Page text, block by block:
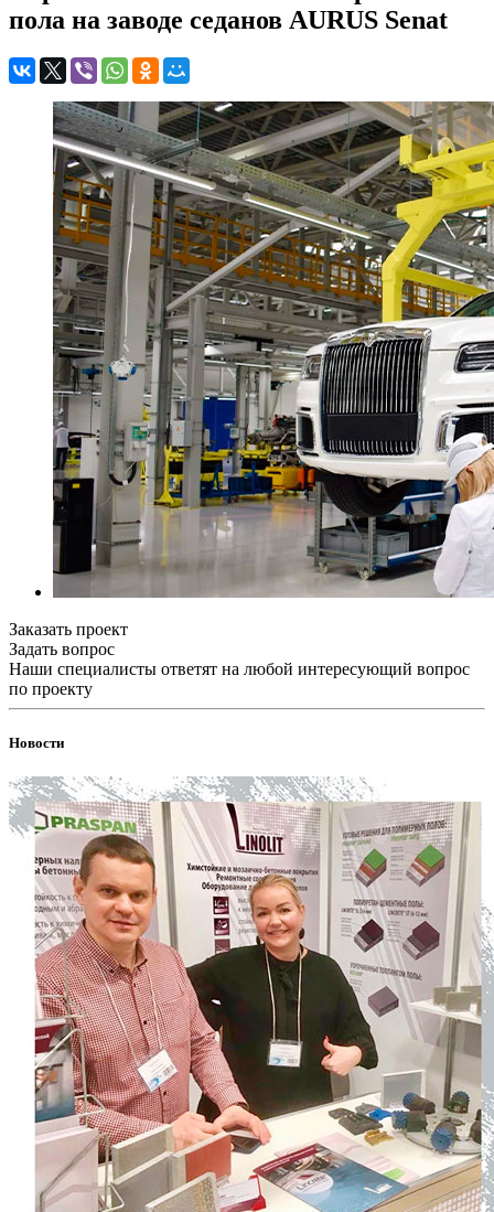
пола на заводе седанов AURUS Senat
Заказать проект
Задать вопрос
Наши специалисты ответят на любой интересующий вопрос
по проекту
Новости